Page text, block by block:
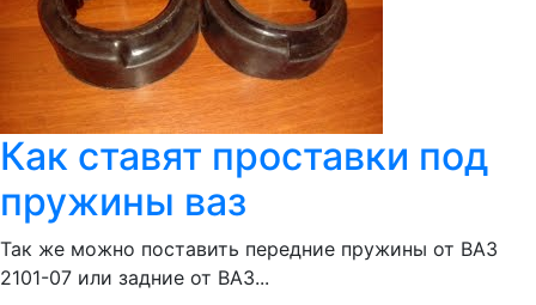
Как ставят проставки под
пружины ваз
Так же можно поставить передние пружины от ВАЗ
2101-07 или задние от ВАЗ...